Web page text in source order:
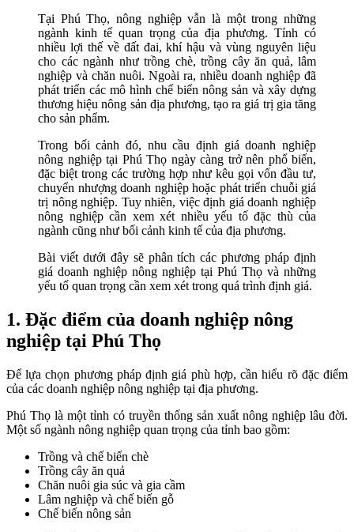
Tại Phú Thọ, nông nghiệp vẫn là một trong những
ngành kinh tế quan trọng của địa phương. Tỉnh có
nhiều lợi thế về đất đai, khí hậu và vùng nguyên liệu
cho các ngành như trồng chè, trồng cây ăn quả, lâm
nghiệp và chăn nuôi. Ngoài ra, nhiều doanh nghiệp đã
phát triển các mô hình chế biến nông sản và xây dựng
thương hiệu nông sản địa phương, tạo ra giá trị gia tăng
cho sản phẩm.
Trong bối cảnh đó, nhu cầu định giá doanh nghiệp
nông nghiệp tại Phú Thọ ngày càng trở nên phổ biến,
đặc biệt trong các trường hợp như kêu gọi vốn đầu tư,
chuyển nhượng doanh nghiệp hoặc phát triển chuỗi giá
trị nông nghiệp. Tuy nhiên, việc định giá doanh nghiệp
nông nghiệp cần xem xét nhiều yếu tố đặc thù của
ngành cũng như bối cảnh kinh tế của địa phương.
Bài viết dưới đây sẽ phân tích các phương pháp định
giá doanh nghiệp nông nghiệp tại Phú Thọ và những
yếu tố quan trọng cần xem xét trong quá trình định giá.
1. Đặc điểm của doanh nghiệp nông
nghiệp tại Phú Thọ
Để lựa chọn phương pháp định giá phù hợp, cần hiểu rõ đặc điểm
của các doanh nghiệp nông nghiệp tại địa phương.
Phú Thọ là một tỉnh có truyền thống sản xuất nông nghiệp lâu đời.
Một số ngành nông nghiệp quan trọng của tỉnh bao gồm:
Trồng và chế biến chè
Trồng cây ăn quả
Chăn nuôi gia súc và gia cầm
Lâm nghiệp và chế biến gỗ
Chế biến nông sản